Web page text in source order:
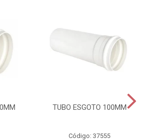
TUBO ESGOTO 100MM
Código: 37555